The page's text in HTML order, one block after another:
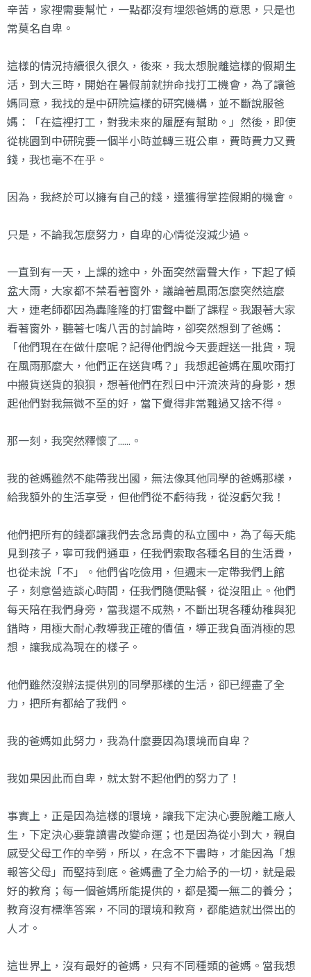
辛苦，家裡需要幫忙，一點都沒有埋怨爸媽的意思，只是也
常莫名自卑。
這樣的情況持續很久很久，後來，我太想脫離這樣的假期生
活，到大三時，開始在暑假前就拚命找打工機會，為了讓爸
媽同意，我找的是中研院這樣的研究機構，並不斷說服爸
媽：「在這裡打工，對我未來的履歷有幫助。」然後，即使
從桃園到中研院要一個半小時並轉三班公車，費時費力又費
錢，我也毫不在乎。
因為，我終於可以擁有自己的錢，還獲得掌控假期的機會。
只是，不論我怎麼努力，自卑的心情從沒減少過。
一直到有一天，上課的途中，外面突然雷聲大作，下起了傾
盆大雨，大家都不禁看著窗外，議論著風雨怎麼突然這麼
大，連老師都因為轟隆隆的打雷聲中斷了課程。我跟著大家
看著窗外，聽著七嘴八舌的討論時，卻突然想到了爸媽：
「他們現在在做什麼呢？記得他們說今天要趕送一批貨，現
在風雨那麼大，他們正在送貨嗎？」我想起爸媽在風吹雨打
中搬貨送貨的狼狽，想著他們在烈日中汗流浹背的身影，想
起他們對我無微不至的好，當下覺得非常難過又捨不得。
那一刻，我突然釋懷了......。
我的爸媽雖然不能帶我出國，無法像其他同學的爸媽那樣，
給我額外的生活享受，但他們從不虧待我，從沒虧欠我！
他們把所有的錢都讓我們去念昂貴的私立國中，為了每天能
見到孩子，寧可我們通車，任我們索取各種名目的生活費，
也從未說「不」。他們省吃儉用，但週末一定帶我們上館
子，刻意營造談心時間，任我們隨便點餐，從沒阻止。他們
每天陪在我們身旁，當我還不成熟，不斷出現各種幼稚與犯
錯時，用極大耐心教導我正確的價值，導正我負面消極的思
想，讓我成為現在的樣子。
他們雖然沒辦法提供別的同學那樣的生活，卻已經盡了全
力，把所有都給了我們。
我的爸媽如此努力，我為什麼要因為環境而自卑？
我如果因此而自卑，就太對不起他們的努力了！
事實上，正是因為這樣的環境，讓我下定決心要脫離工廠人
生，下定決心要靠讀書改變命運；也是因為從小到大，親自
感受父母工作的辛勞，所以，在念不下書時，才能因為「想
報答父母」而堅持到底。爸媽盡了全力給予的一切，就是最
好的教育；每一個爸媽所能提供的，都是獨一無二的養分；
教育沒有標準答案，不同的環境和教育，都能造就出傑出的
人才。
這世界上，沒有最好的爸媽，只有不同種類的爸媽。當我想